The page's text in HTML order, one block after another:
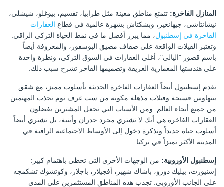
المنازل الفاخرة:تتمتع مناطق معينة مثل طرابيا، تقسيم، بيوغلو، شيشلي،
نيشانتاشي، جيهانغير، وبشكتاش بشهرة عالمية في قطاع العقارات
الفاخرة في إسطنبول ، مما يبرز أفضل ما في نمط الحياة التركي الراقي.
وتعتبر الفيلات الواقعة على ضفاف مضيق البوسفور، والمعروفة أيضاً
باسم قصور "اليالي"، أغلى العقارات في السوق التركي، ونظرة واحدة
على هندستها المعمارية العريقة وتصميمها الفاخر تشرح سبب ذلك.
تقدم إسطنبول أيضاً العقارات الفاخرة الحديثة بأسلوب مميز، مع شقق
بنتهاوس فسيحة وفيلات مذهلة مكونة من ست غرف نوم تجذب المهتمين
من جميع أنحاء العالم. ومن الأسباب التي تجعل المشترين يفضلون
العقارات الفاخرة هي أنك لا تشتري مجرد جدران وأبنية، بل تشتري أيضاً
أسلوب حياة جديداً وتذكرة دخول إلى الأوساط الاجتماعية الراقية في
المدينة الأكثر تميزاً في تركيا.
إسطنبول الأوروبية:من الوجهات الأخرى التي تحظى باهتمام كبير:
إسنيورت، بيليك دوزو، باشاك شهير، أفجيلار، باجلار، وكوتشوك تشكمجه
على الجانب الأوروبي. تجذب هذه المناطق المستثمرين على المدى